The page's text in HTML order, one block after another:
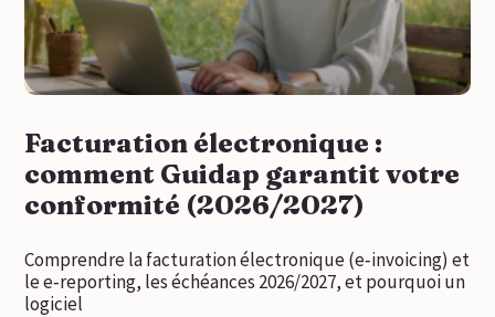
Facturation électronique :
comment Guidap garantit votre
conformité (2026/2027)
Comprendre la facturation électronique (e‑invoicing) et
le e‑reporting, les échéances 2026/2027, et pourquoi un
logiciel